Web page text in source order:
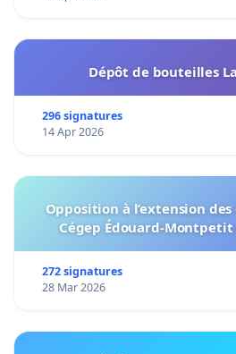
Dépôt de bouteilles
296 signatures
14 Apr 2026
Opposition à l’extension
Cégep Édouard-Montpetit
272 signatures
28 Mar 2026